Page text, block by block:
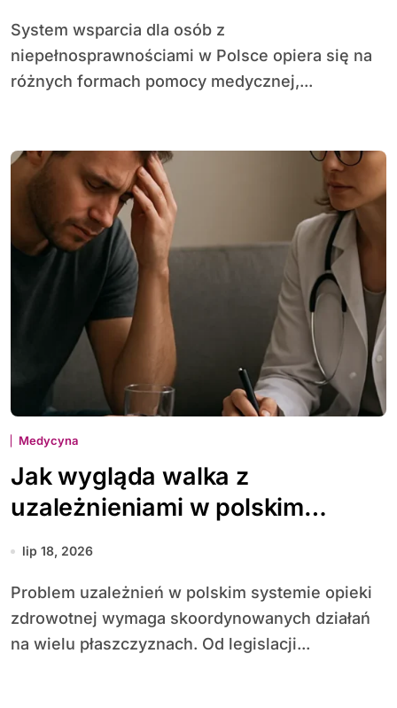
System wsparcia dla osób z
niepełnosprawnościami w Polsce opiera się na
różnych formach pomocy medycznej,...
Medycyna
Jak wygląda walka z
uzależnieniami w polskim
systemie zdrowia
lip 18, 2026
Problem uzależnień w polskim systemie opieki
zdrowotnej wymaga skoordynowanych działań
na wielu płaszczyznach. Od legislacji...